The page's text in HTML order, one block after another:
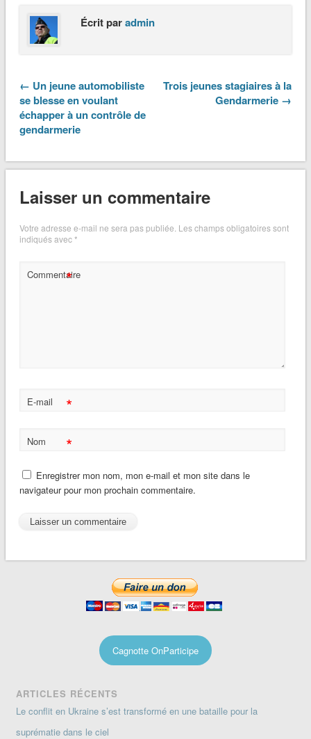
Écrit paradmin
← Un jeune automobiliste
se blesse en voulant
échapper à un contrôle de
gendarmerie
Trois jeunes stagiaires à la
Gendarmerie →
Laisser un commentaire
Votre adresse e-mail ne sera pas publiée. Les champs obligatoires sont
indiqués avec*
Commentaire
*
E-mail *
Nom *
Enregistrer mon nom, mon e-mail et mon site dans le
navigateur pour mon prochain commentaire.
Cagnotte OnParticipe
ARTICLES RÉCENTS
Le conflit en Ukraine s’est transformé en une bataille pour la
suprématie dans le ciel